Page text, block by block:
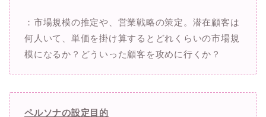
：市場規模の推定や、営業戦略の策定。潜在顧客は
何人いて、単価を掛け算するとどれくらいの市場規
模になるか？どういった顧客を攻めに行くか？
ペルソナの設定目的